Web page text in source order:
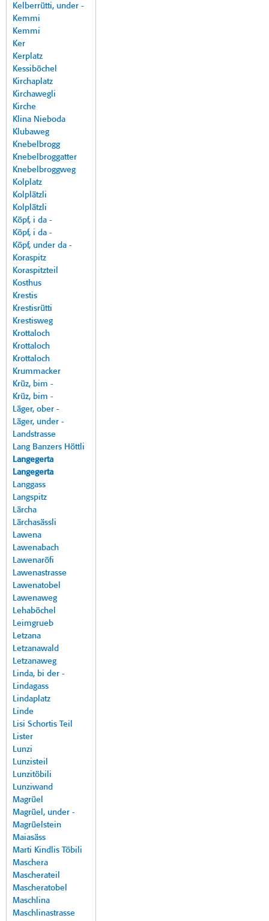
Kelberrütti, under -
Kemmi
Kemmi
Ker
Kerplatz
Kessiböchel
Kirchaplatz
Kirchawegli
Kirche
Klina Nieboda
Klubaweg
Knebelbrogg
Knebelbroggatter
Knebelbroggweg
Kolplatz
Kolplätzli
Kolplätzli
Köpf, i da -
Köpf, i da -
Köpf, under da -
Koraspitz
Koraspitzteil
Kosthus
Krestis
Krestisrütti
Krestisweg
Krottaloch
Krottaloch
Krottaloch
Krummacker
Krüz, bim -
Krüz, bim -
Läger, ober -
Läger, under -
Landstrasse
Lang Banzers Höttli
Langegerta
Langegerta
Langgass
Langspitz
Lärcha
Lärchasässli
Lawena
Lawenabach
Lawenaröfi
Lawenastrasse
Lawenatobel
Lawenaweg
Lehaböchel
Leimgrueb
Letzana
Letzanawald
Letzanaweg
Linda, bi der -
Lindagass
Lindaplatz
Linde
Lisi Schortis Teil
Lister
Lunzi
Lunzisteil
Lunzitöbili
Lunziwand
Magrüel
Magrüel, under -
Magrüelstein
Maiasäss
Marti Kindlis Töbili
Maschera
Mascherateil
Mascheratobel
Maschlina
Maschlinastrasse